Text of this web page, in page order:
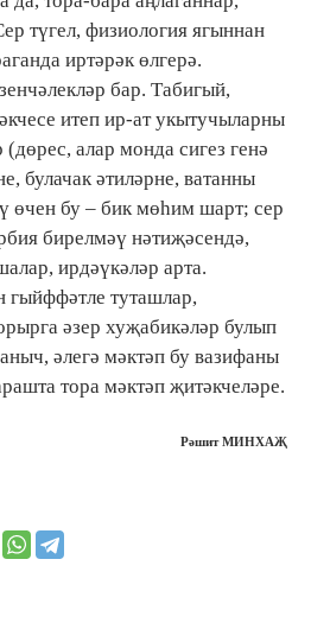
түгел, физиология ягыннан
иртәрәк өлгерә.
бар. Табигый,
итеп ир-ат укытучыларны
алар монда сигез генә
булачак әтиләрне, ватанны
өчен бу – бик мөһим шарт; сер
бирелмәү нәтиҗәсендә,
ирдәүкәләр арта.
гыйффәтле туташлар,
әзер хуҗабикәләр булып
әлегә мәктәп бу вазифаны
тора мәктәп җитәкчеләре.
Рәшит МИНХАҖ